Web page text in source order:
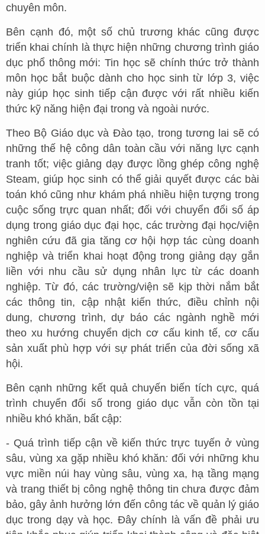
chuyên môn.
Bên cạnh đó, một số chủ trương khác cũng được
triển khai chính là thực hiện những chương trình giáo
dục phổ thông mới: Tin học sẽ chính thức trở thành
môn học bắt buộc dành cho học sinh từ lớp 3, việc
này giúp học sinh tiếp cận được với rất nhiều kiến
thức kỹ năng hiện đại trong và ngoài nước.
Theo Bộ Giáo dục và Đào tạo, trong tương lai sẽ có
những thế hệ công dân toàn cầu với năng lực cạnh
tranh tốt; việc giảng dạy được lồng ghép công nghệ
Steam, giúp học sinh có thể giải quyết được các bài
toán khó cũng như khám phá nhiều hiện tượng trong
cuộc sống trực quan nhất; đối với chuyển đổi số áp
dụng trong giáo dục đại học, các trường đại học/viện
nghiên cứu đã gia tăng cơ hội hợp tác cùng doanh
nghiệp và triển khai hoạt động trong giảng dạy gắn
liền với nhu cầu sử dụng nhân lực từ các doanh
nghiệp. Từ đó, các trường/viện sẽ kịp thời nắm bắt
các thông tin, cập nhật kiến thức, điều chỉnh nội
dung, chương trình, dự báo các ngành nghề mới
theo xu hướng chuyển dịch cơ cấu kinh tế, cơ cấu
sản xuất phù hợp với sự phát triển của đời sống xã
hội.
Bên cạnh những kết quả chuyến biến tích cực, quá
trình chuyển đổi số trong giáo dục vẫn còn tồn tại
nhiều khó khăn, bất cập:
- Quá trình tiếp cận về kiến thức trực tuyến ở vùng
sâu, vùng xa gặp nhiều khó khăn: đối với những khu
vực miền núi hay vùng sâu, vùng xa, hạ tầng mạng
và trang thiết bị công nghệ thông tin chưa được đảm
bảo, gây ảnh hưởng lớn đến công tác về quản lý giáo
dục trong dạy và học. Đây chính là vấn đề phải ưu